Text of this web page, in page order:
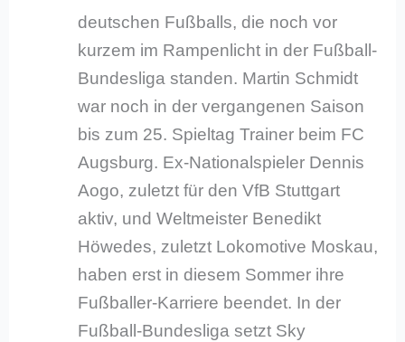
deutschen Fußballs, die noch vor
kurzem im Rampenlicht in der Fußball-
Bundesliga standen. Martin Schmidt
war noch in der vergangenen Saison
bis zum 25. Spieltag Trainer beim FC
Augsburg. Ex-Nationalspieler Dennis
Aogo, zuletzt für den VfB Stuttgart
aktiv, und Weltmeister Benedikt
Höwedes, zuletzt Lokomotive Moskau,
haben erst in diesem Sommer ihre
Fußballer-Karriere beendet. In der
Fußball-Bundesliga setzt Sky